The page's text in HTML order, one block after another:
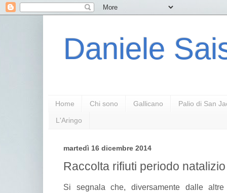
Daniele
Home Chi sono Gallicano Palio di San
L'Aringo
martedì 16 dicembre 2014
Raccolta rifiuti periodo
Si segnala che, diversamente dalle